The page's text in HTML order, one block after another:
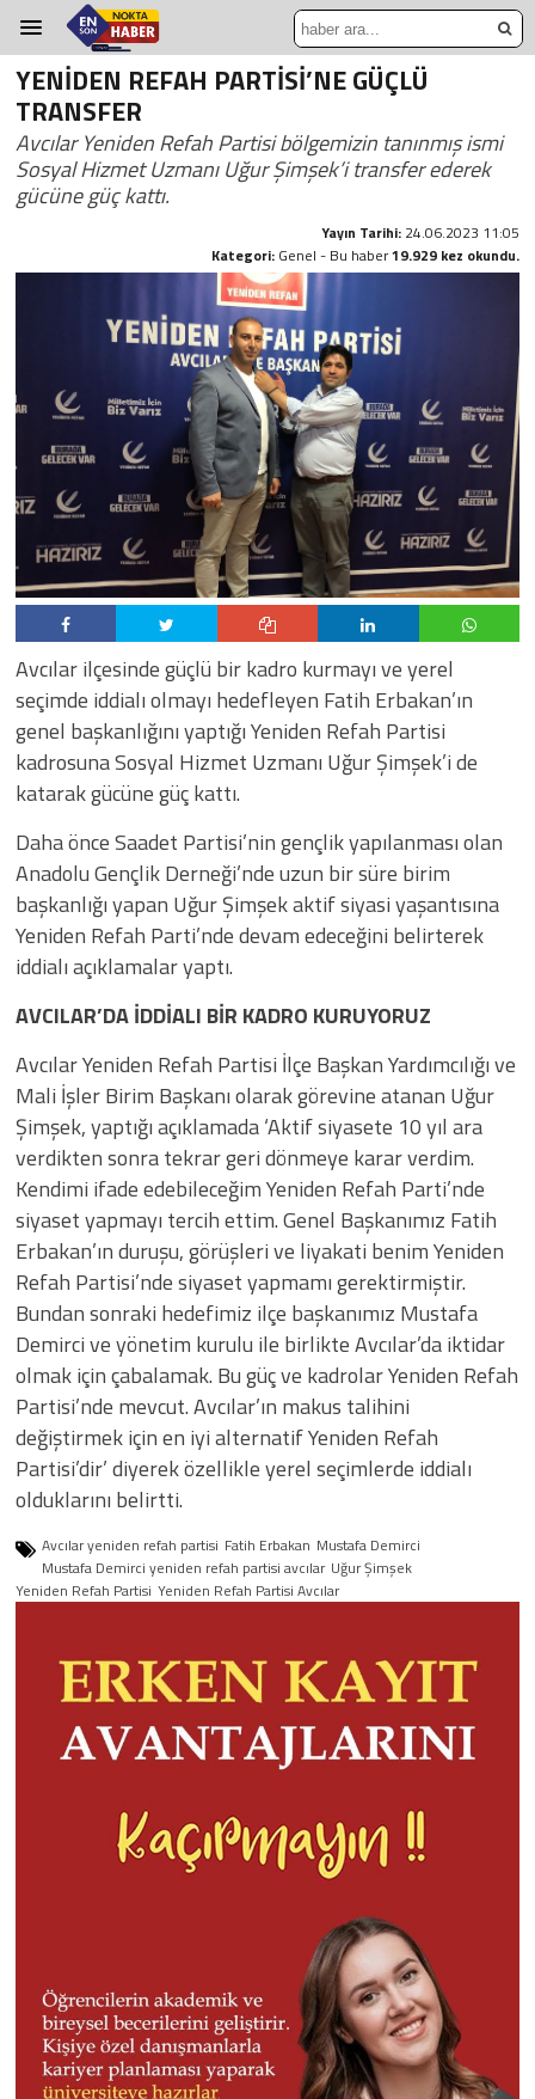
YENİDEN REFAH PARTİSİ’NE GÜÇLÜ
TRANSFER
Avcılar Yeniden Refah Partisi bölgemizin tanınmış ismi
Sosyal Hizmet Uzmanı Uğur Şimşek’i transfer ederek
gücüne güç kattı.
Yayın Tarihi: 24.06.2023 11:05
Kategori: Genel - Bu haber19.929 kez okundu.
Avcılar ilçesinde güçlü bir kadro kurmayı ve yerel
seçimde iddialı olmayı hedefleyen Fatih Erbakan’ın
genel başkanlığını yaptığı Yeniden Refah Partisi
kadrosuna Sosyal Hizmet Uzmanı Uğur Şimşek’i de
katarak gücüne güç kattı.
Daha önce Saadet Partisi’nin gençlik yapılanması olan
Anadolu Gençlik Derneği’nde uzun bir süre birim
başkanlığı yapan Uğur Şimşek aktif siyasi yaşantısına
Yeniden Refah Parti’nde devam edeceğini belirterek
iddialı açıklamalar yaptı.
AVCILAR’DA İDDİALI BİR KADRO KURUYORUZ
Avcılar Yeniden Refah Partisi İlçe Başkan Yardımcılığı ve
Mali İşler Birim Başkanı olarak görevine atanan Uğur
Şimşek, yaptığı açıklamada ‘Aktif siyasete 10 yıl ara
verdikten sonra tekrar geri dönmeye karar verdim.
Kendimi ifade edebileceğim Yeniden Refah Parti’nde
siyaset yapmayı tercih ettim. Genel Başkanımız Fatih
Erbakan’ın duruşu, görüşleri ve liyakati benim Yeniden
Refah Partisi’nde siyaset yapmamı gerektirmiştir.
Bundan sonraki hedefimiz ilçe başkanımız Mustafa
Demirci ve yönetim kurulu ile birlikte Avcılar’da iktidar
olmak için çabalamak. Bu güç ve kadrolar Yeniden Refah
Partisi’nde mevcut. Avcılar’ın makus talihini
değiştirmek için en iyi alternatif Yeniden Refah
Partisi’dir’ diyerek özellikle yerel seçimlerde iddialı
olduklarını belirtti.
Avcılar yeniden refah partisi Fatih Erbakan Mustafa Demirci
Mustafa Demirci yeniden refah partisi avcılar Uğur Şimşek
Yeniden Refah Partisi Yeniden Refah Partisi Avcılar